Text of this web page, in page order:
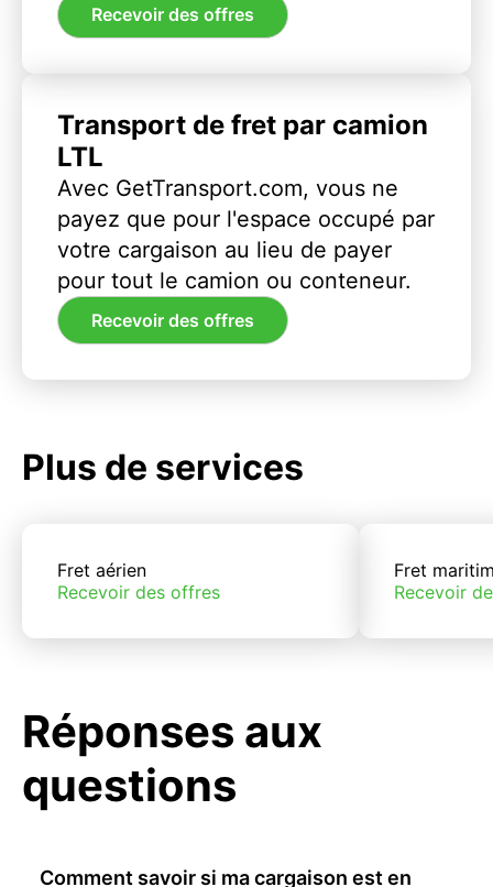
Recevoir des offres
Transport de fret par camion
LTL
Avec GetTransport.com, vous ne
payez que pour l'espace occupé par
votre cargaison au lieu de payer
pour tout le camion ou conteneur.
Recevoir des offres
Plus de services
Fret aérien
Recevoir des offres
Fret
Recevoir
Réponses aux
questions
Comment savoir si ma cargaison est en